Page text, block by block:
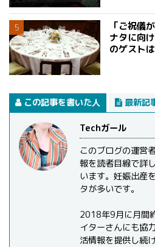
「ご祝儀
ナタに向
のゲスト
この記事を書いた人 最新記
Techガール
このブログの運営
報を読者目線で詳
います。妊娠出産
タが多いです。
2018年9月に月間
イターさんにも協
活情報を提供し続